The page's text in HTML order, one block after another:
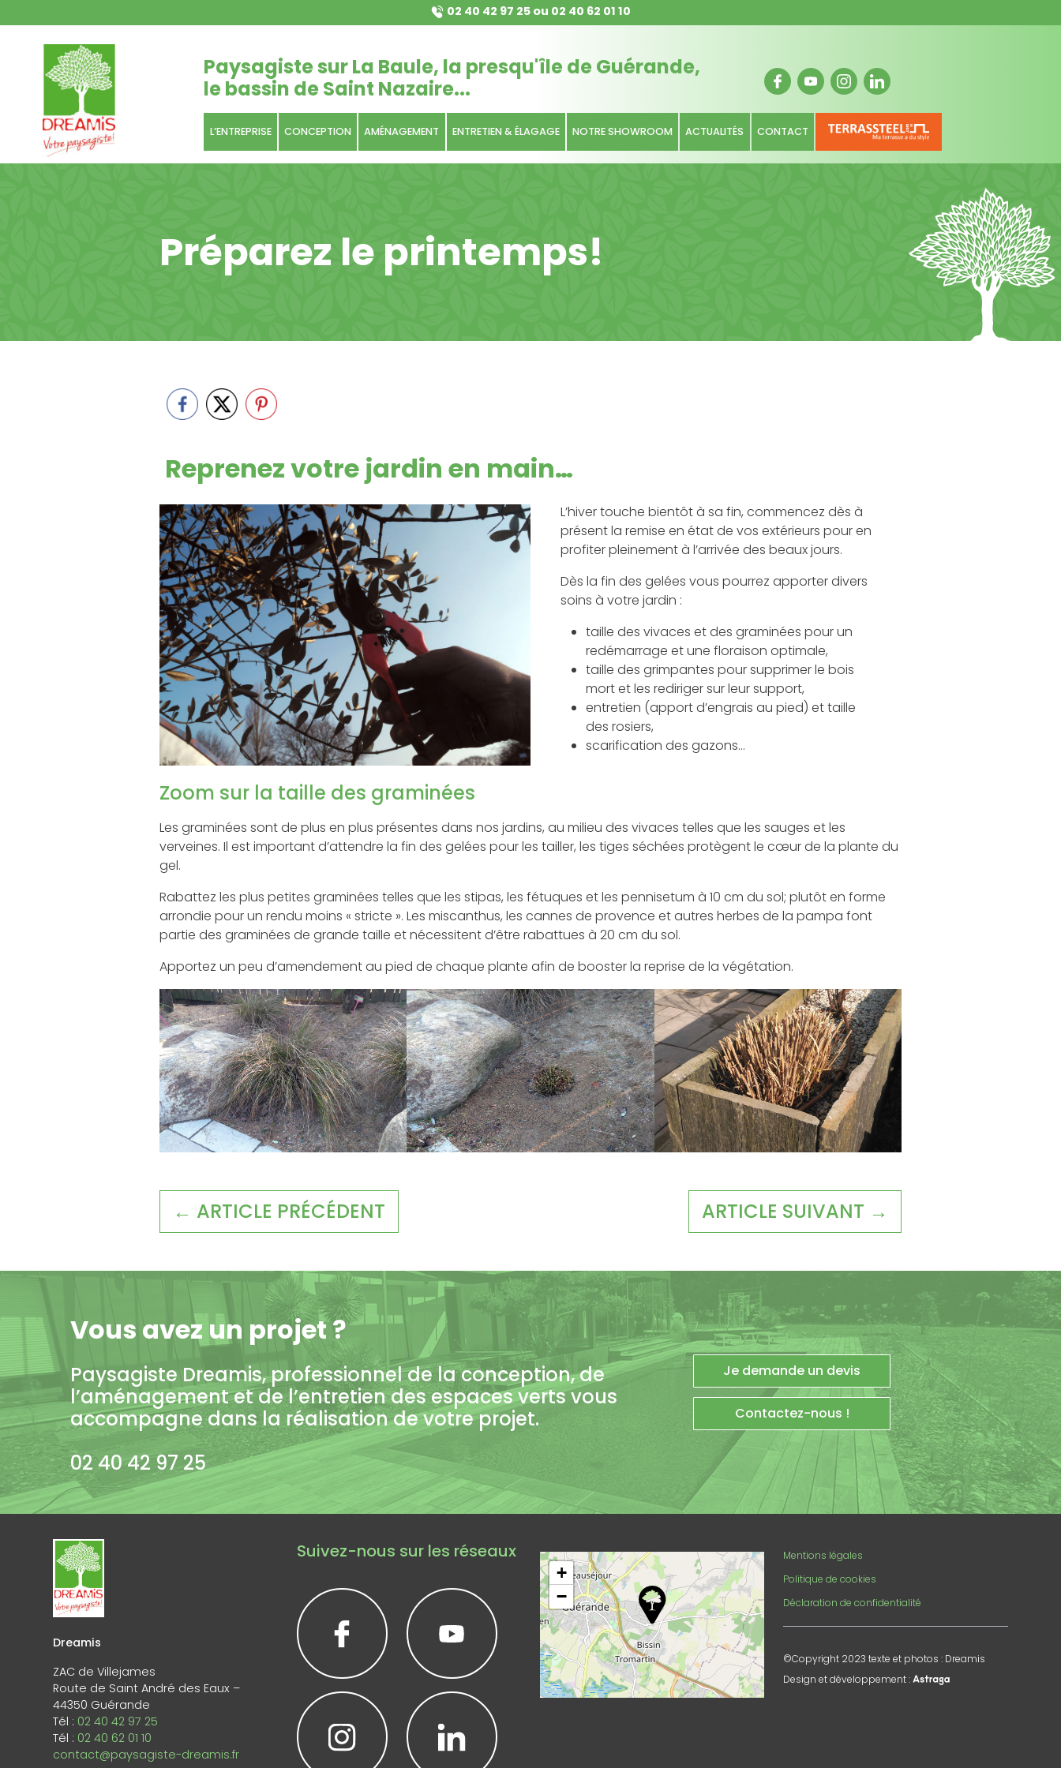
02 40 42 97 25ou 02 40 62 01 10
Paysagiste sur La Baule, la presqu'île de Guérande,
le bassin de Saint Nazaire...
L’ENTREPRISE CONCEPTION AMÉNAGEMENT ENTRETIEN & ÉLAGAGE NOTRE SHOWROOM ACTUALITÉS CONTACT
Préparez le printemps!
Reprenez votre jardin en main…
L’hiver touche bientôt à sa fin, commencez dès à
présent la remise en état de vos extérieurs pour en
profiter pleinement à l’arrivée des beaux jours.
Dès la fin des gelées vous pourrez apporter divers
soins à votre jardin :
taille des vivaces et des graminées pour un
redémarrage et une floraison optimale,
taille des grimpantes pour supprimer le bois
mort et les rediriger sur leur support,
entretien (apport d’engrais au pied) et taille
des rosiers,
scarification des gazons…
Zoom sur la taille des graminées
Les graminées sont de plus en plus présentes dans nos jardins, au milieu des vivaces telles que les sauges et les
verveines. Il est important d’attendre la fin des gelées pour les tailler, les tiges séchées protègent le cœur de la plante du
gel.
Rabattez les plus petites graminées telles que les stipas, les fétuques et les pennisetum à 10 cm du sol; plutôt en forme
arrondie pour un rendu moins « stricte ». Les miscanthus, les cannes de provence et autres herbes de la pampa font
partie des graminées de grande taille et nécessitent d’être rabattues à 20 cm du sol.
Apportez un peu d’amendement au pied de chaque plante afin de booster la reprise de la végétation.
← ARTICLE PRÉCÉDENT ARTICLE SUIVANT →
Vous avez un projet ?
Paysagiste Dreamis, professionnel de la conception, de
l’aménagement et de l’entretien des espaces verts vous
accompagne dans la réalisation de votre projet.
02 40 42 97 25
Je demande un devis
Contactez-nous !
Dreamis
ZAC de Villejames
Route de Saint André des Eaux –
44350 Guérande
Tél : 02 40 42 97 25
Tél : 02 40 62 01 10
contact@paysagiste-dreamis.fr
Suivez-nous sur les réseaux
+
−
Mentions légales
Politique de cookies
Déclaration de confidentialité
©Copyright 2023 texte et photos : Dreamis
Design et développement :